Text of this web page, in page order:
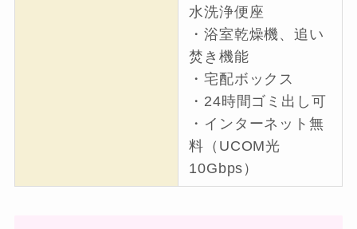
水洗浄便座
・浴室乾燥機、追い
焚き機能
・宅配ボックス
・24時間ゴミ出し可
・インターネット無
料（UCOM光
10Gbps）